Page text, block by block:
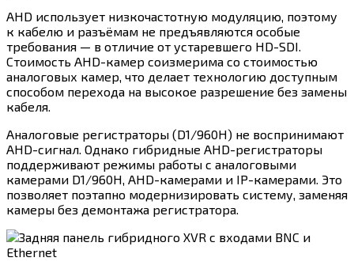
AHD использует низкочастотную модуляцию, поэтому
к кабелю и разъёмам не предъявляются особые
требования — в отличие от устаревшего HD-SDI.
Стоимость AHD-камер соизмерима со стоимостью
аналоговых камер, что делает технологию доступным
способом перехода на высокое разрешение без замены
кабеля.
Аналоговые регистраторы (D1/960H) не воспринимают
AHD-сигнал. Однако гибридные AHD-регистраторы
поддерживают режимы работы с аналоговыми
камерами D1/960H, AHD-камерами и IP-камерами. Это
позволяет поэтапно модернизировать систему, заменяя
камеры без демонтажа регистратора.